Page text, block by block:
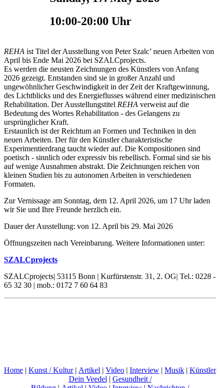
10:00-20:00 Uhr
REHA ist Titel der Ausstellung von Peter Szalc’ neuen Arbeiten von
April bis Ende Mai 2026 bei SZALCprojects.
Es werden die neusten Zeichnungen des Künstlers von Anfang
2026 gezeigt. Entstanden sind sie in großer Anzahl und
ungewöhnlicher Geschwindigkeit in der Zeit der Kraftgewinnung,
des Lichtblicks und des Energieflusses während einer medizinischen
Rehabilitation. Der Ausstellungstitel REHA verweist auf die
Bedeutung des Wortes Rehabilitation - des Gelangens zu
ursprünglicher Kraft.
Erstaunlich ist der Reichtum an Formen und Techniken in den
neuen Arbeiten. Der für den Künstler charakteristische
Experimentierdrang taucht wieder auf. Die Kompositionen sind
poetisch - sinnlich oder expressiv bis rebellisch. Formal sind sie bis
auf wenige Ausnahmen abstrakt. Die Zeichnungen reichen von
kleinen Studien bis zu autonomen Arbeiten in verschiedenen
Formaten.
Zur Vernissage am Sonntag, dem 12. April 2026, um 17 Uhr laden
wir Sie und Ihre Freunde herzlich ein.
Dauer der Ausstellung: von 12. April bis 29. Mai 2026
Öffnungszeiten nach Vereinbarung. Weitere Informationen unter:
SZALCprojects
SZALCprojects| 53115 Bonn | Kurfürstenstr. 31, 2. OG| Tel.: 0228 -
65 32 30 | mob.: 0172 7 60 64 83
Home | Kunst / Kultur| Artikel | Video | Interview | Musik | Künstler
Dein Veedel | Gesundheit /